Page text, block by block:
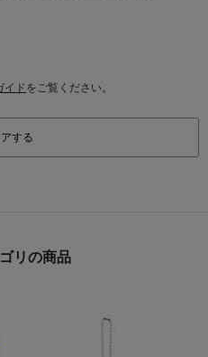
イドをご覧ください。
する
リの商品